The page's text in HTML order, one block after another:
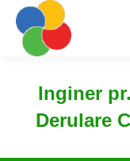
Inginer
Derulare